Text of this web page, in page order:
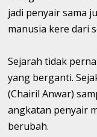
jadi penyair sama
manusia kere dari
Sejarah tidak
yang berganti.
(Chairil Anwar)
angkatan penyair
berubah.